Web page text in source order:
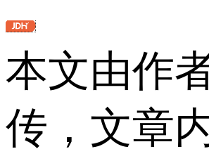
本文由作
传，文章